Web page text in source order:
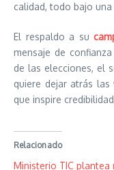
calidad, todo bajo
El respaldo a su
mensaje de
de las elecciones, el
quiere dejar atrás
que inspire
Relacionado
Ministerio TIC plantea